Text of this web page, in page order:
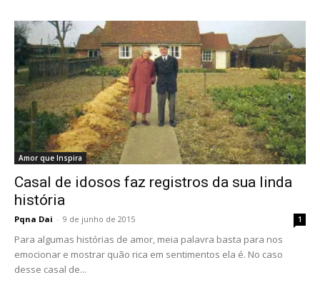
Amor que Inspira
Casal de idosos faz registros da sua linda
história
Pqna Dai - 9 de junho de 2015 1
Para algumas histórias de amor, meia palavra basta para nos
emocionar e mostrar quão rica em sentimentos ela é. No caso
desse casal de...